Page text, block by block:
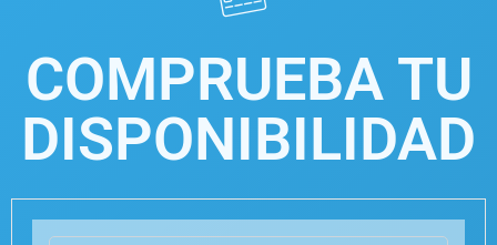
COMPRUEBA TU
DISPONIBILIDAD